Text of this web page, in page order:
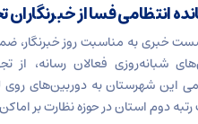
انتظامی فسا از خبرنگاران
خبری به مناسبت روز خبرنگار،
شبانه‌روزی فعالان رسانه، از
دوم استان در حوزه نظارت بر